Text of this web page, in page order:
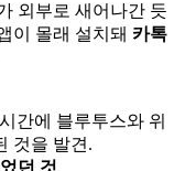
외부로 새어나간 듯
이 몰래 설치돼 카톡
간에 블루투스와 위
것을 발견.
던 것.